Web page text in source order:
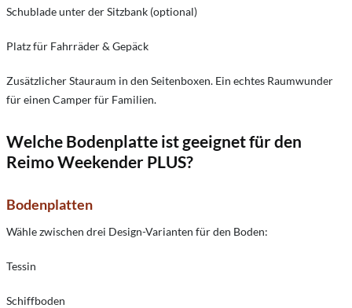
Schublade unter der Sitzbank (optional)
Platz für Fahrräder & Gepäck
Zusätzlicher Stauraum in den Seitenboxen. Ein echtes Raumwunder
für einen Camper für Familien.
Welche Bodenplatte ist geeignet für den
Reimo Weekender PLUS?
Bodenplatten
Wähle zwischen drei Design-Varianten für den Boden:
Tessin
Schiffboden